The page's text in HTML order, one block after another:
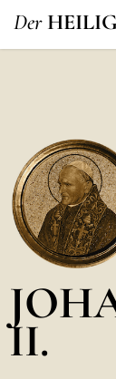
Der
II.